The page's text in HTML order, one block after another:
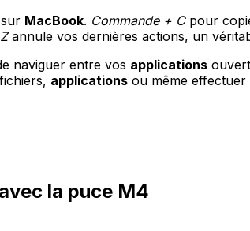
MacBook. Commande + Cpour
annule vos dernières actions, un
naviguer entre vos applications
applications ou même effectuer
la puce M4